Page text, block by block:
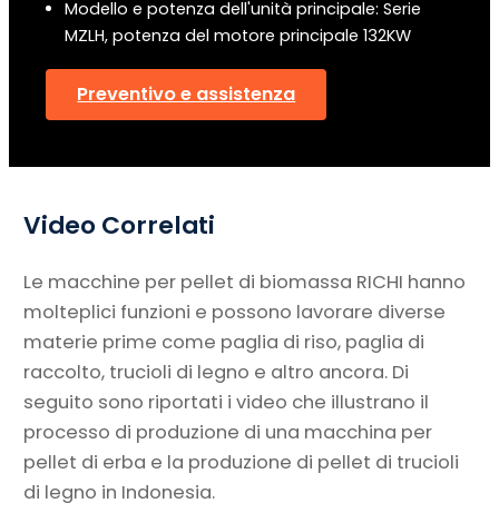
Modello e potenza dell'unità principale: Serie
MZLH, potenza del motore principale 132KW
Preventivo e assistenza
Video Correlati
Le macchine per pellet di biomassa RICHI hanno
molteplici funzioni e possono lavorare diverse
materie prime come paglia di riso, paglia di
raccolto, trucioli di legno e altro ancora. Di
seguito sono riportati i video che illustrano il
processo di produzione di una macchina per
pellet di erba e la produzione di pellet di trucioli
di legno in Indonesia.